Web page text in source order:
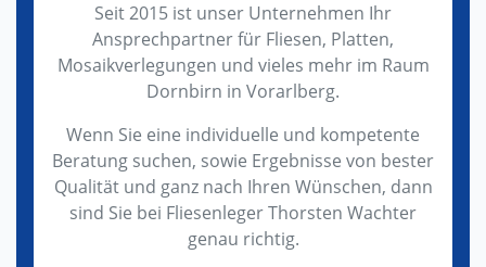
Seit 2015 ist unser Unternehmen Ihr
Ansprechpartner für Fliesen, Platten,
Mosaikverlegungen und vieles mehr im Raum
Dornbirn in Vorarlberg.
Wenn Sie eine individuelle und kompetente
Beratung suchen, sowie Ergebnisse von bester
Qualität und ganz nach Ihren Wünschen, dann
sind Sie bei Fliesenleger Thorsten Wachter
genau richtig.